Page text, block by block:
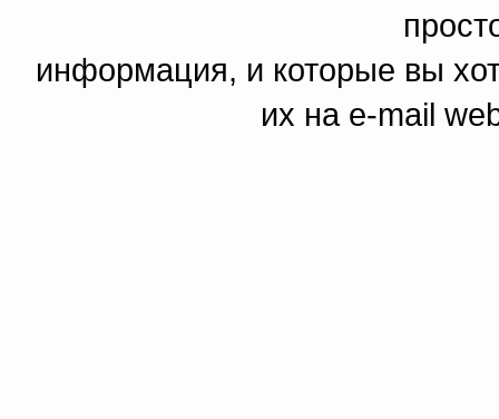
информация, и которые вы
их на e-mail